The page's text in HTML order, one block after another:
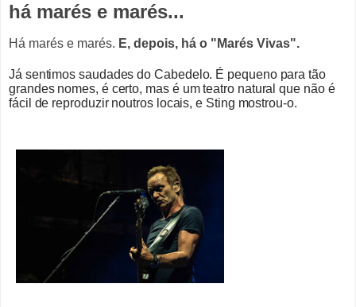
há marés e marés...
Há marés e marés. E, depois, há o "Marés Vivas".
Já sentimos saudades do Cabedelo. É pequeno para tão
grandes nomes, é certo, mas é um teatro natural que não é
fácil de reproduzir noutros locais, e Sting mostrou-o.